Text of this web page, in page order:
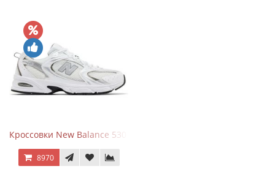
Кроссовки New Balance 530 White Silver Metallic
8970